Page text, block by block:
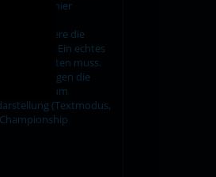
ist hier
fallen im
insbesondere die
würde. Ein echtes
verzichten muss.
von Ligen die
zum
(Textmodus,